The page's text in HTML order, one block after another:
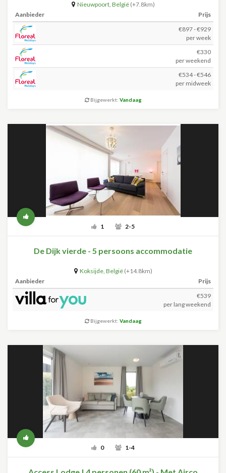
Nieuwpoort, België (+7.8km)
Aanbieder
Prijs
€897 - €929
per week
€330
per weekend
€534 - €546
per midweek
Bijgewerkt: Vandaag
1 2-5
De Dijk vierde - 5 persoons accommodatie
Koksijde, België (+14.8km)
Aanbieder
Prijs
€539
per lang weekend
Bijgewerkt: Vandaag
0 1-4